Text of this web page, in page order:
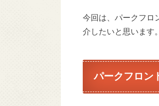
今回は、パークフロ
介したいと思います。
パークフロン